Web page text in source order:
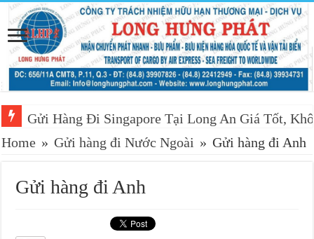
Gửi Hàng Đi Singapore Tại Long An Giá Tốt,
Home » Gửi hàng đi Nước Ngoài » Gửi hàng đi Anh
Gửi hàng đi Anh